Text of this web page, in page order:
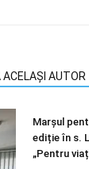
ACELAȘI AUTOR
Marșul
ediție în s.
„Pentru